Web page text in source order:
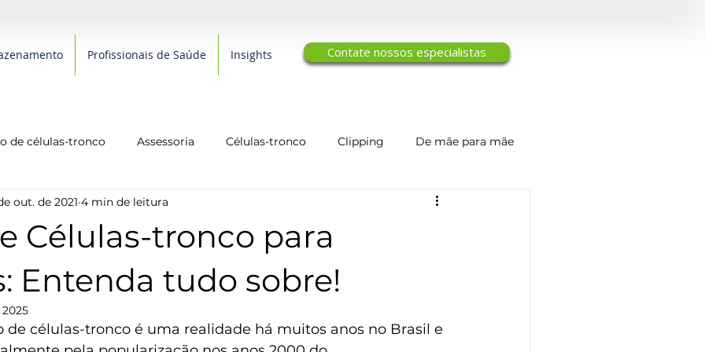
Profissionais de Saúde Insights Contate nossos especialistas
de células-tronco Assessoria Células-tronco Clipping De mãe para mãe
Editoriais Qualidade de Vida Engenharia de Tecidos
Células-tronco para
Entenda tudo sobre!
out. de 2021 4 min de leitura
de células-tronco é uma realidade há muitos anos no Brasil e